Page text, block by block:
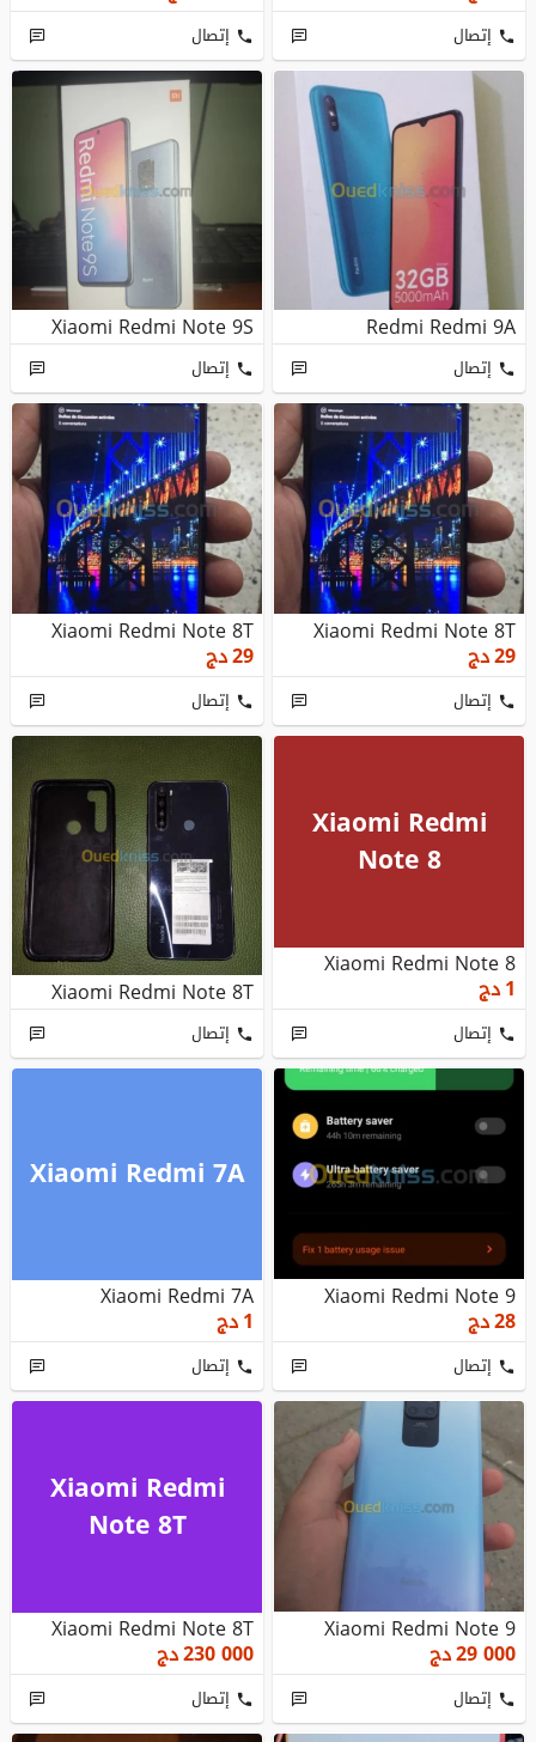
إتصال إتصال
Redmi Redmi 9A
إتصال
Xiaomi Redmi Note 9S
إتصال
Xiaomi Redmi Note 8T
29دج
إتصال
Xiaomi Redmi Note 8T
29دج
إتصال
Xiaomi Redmi
Note 8
Xiaomi Redmi Note 8
1دج
إتصال
Xiaomi Redmi Note 8T
إتصال
Xiaomi Redmi Note 9
28دج
إتصال
Xiaomi Redmi 7A
Xiaomi Redmi 7A
1دج
إتصال
Xiaomi Redmi Note 9
29 000دج
إتصال
Xiaomi Redmi
Note 8T
Xiaomi Redmi Note 8T
230 000دج
إتصال